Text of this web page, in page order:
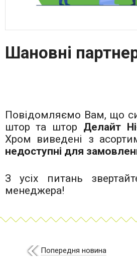
Шановні
Повідомляємо Вам, що
штор та штор Делайт
Хром виведені з
недоступні для
З усіх питань
менеджера!
Попередня новина